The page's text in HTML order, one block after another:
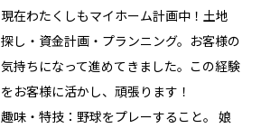
現在わたくしもマイホーム計画中！土地
探し・資金計画・プランニング。お客様の
気持ちになって進めてきました。この経験
をお客様に活かし、頑張ります！
趣味・特技：野球をプレーすること。 娘